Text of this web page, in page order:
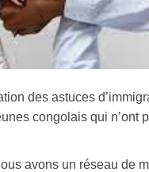
des astuces
congolais qui
avons un réseau de